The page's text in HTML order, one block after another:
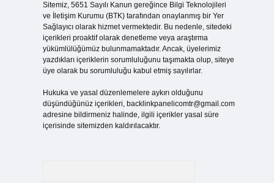
Sitemiz, 5651 Sayılı Kanun gereğince Bilgi Teknolojileri
ve İletişim Kurumu (BTK) tarafından onaylanmış bir Yer
Sağlayıcı olarak hizmet vermektedir. Bu nedenle, sitedeki
içerikleri proaktif olarak denetleme veya araştırma
yükümlülüğümüz bulunmamaktadır. Ancak, üyelerimiz
yazdıkları içeriklerin sorumluluğunu taşımakta olup, siteye
üye olarak bu sorumluluğu kabul etmiş sayılırlar.
Hukuka ve yasal düzenlemelere aykırı olduğunu
düşündüğünüz içerikleri, backlinkpanelicomtr@gmail.com
adresine bildirmeniz halinde, ilgili içerikler yasal süre
içerisinde sitemizden kaldırılacaktır.